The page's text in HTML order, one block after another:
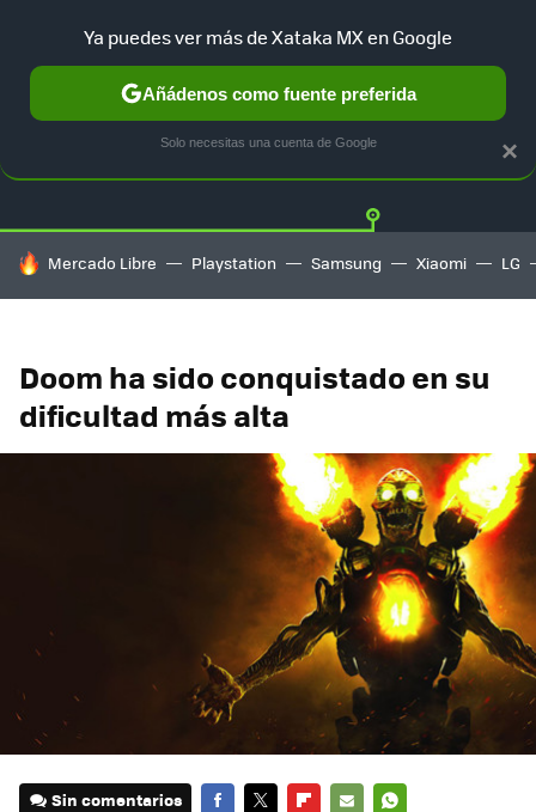
Twitter
HOY SE HABLA DE
Mercado Libre Playstation Samsung Xiaomi LG
Doom ha sido conquistado en su
dificultad más alta
Sin comentarios
×
Ya puedes ver más de Xataka MX en Google
Añádenos como fuente preferida
Solo necesitas una cuenta de Google